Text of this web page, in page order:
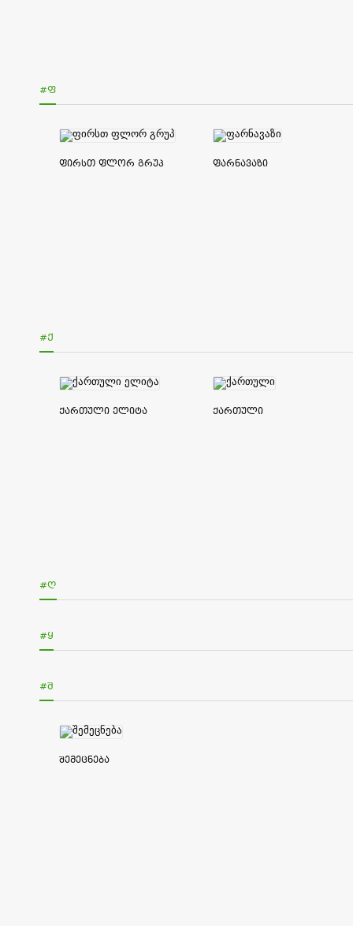
#Ფ
ფირსთ ფლორ გრუპ ფარნავაზი
#Ქ
ქართული ელიტა ქართული
#Ღ
#Ყ
#Შ
შემეცნება